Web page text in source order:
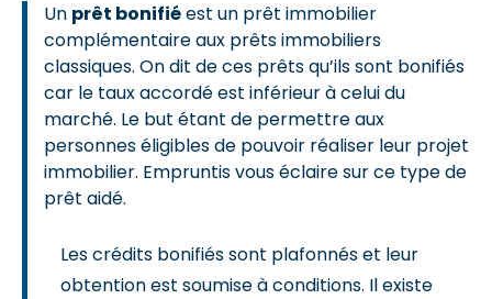
Un prêt bonifiéest un prêt immobilier
complémentaire aux prêts immobiliers
classiques. On dit de ces prêts qu’ils sont bonifiés
car le taux accordé est inférieur à celui du
marché. Le but étant de permettre aux
personnes éligibles de pouvoir réaliser leur projet
immobilier. Empruntis vous éclaire sur ce type de
prêt aidé.
Les crédits bonifiés sont plafonnés et leur
obtention est soumise à conditions. Il existe